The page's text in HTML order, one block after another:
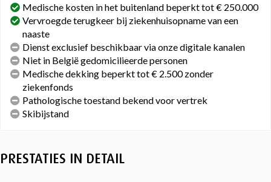
Medische kosten in het buitenland beperkt tot € 250.000
Vervroegde terugkeer bij ziekenhuisopname van een
naaste
Dienst exclusief beschikbaar via onze digitale kanalen
Niet in België gedomicilieerde personen
Medische dekking beperkt tot € 2.500 zonder
ziekenfonds
Pathologische toestand bekend voor vertrek
Skibijstand
PRESTATIES IN DETAIL